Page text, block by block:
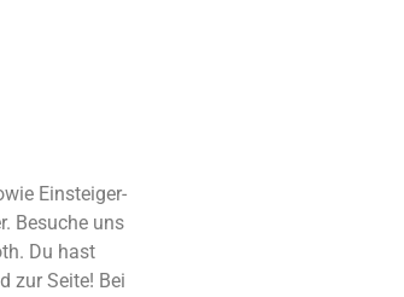
Einsteiger-
Besuche uns
Du hast
zur Seite! Bei